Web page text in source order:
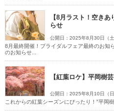
【8月ラスト！空き
らせ
公開日：2025年8月30日（土
8月最終開催！ブライダルフェア最終のお知
のお知らせ...
【紅葉ロケ】平岡樹
公開日：2025年8月10日（日
これからの紅葉シーズンにぴったり！”平岡